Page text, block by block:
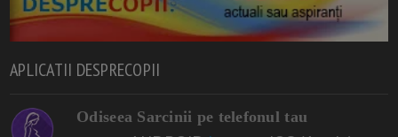
APLICATII DESPRECOPII
Odiseea Sarcinii pe telefonul tau